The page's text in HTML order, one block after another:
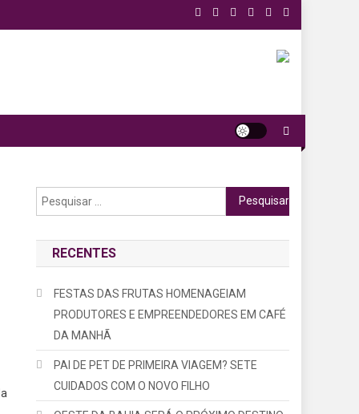
Pesquisar
por:
RECENTES
FESTAS DAS FRUTAS HOMENAGEIAM
PRODUTORES E EMPREENDEDORES EM CAFÉ
DA MANHÃ
PAI DE PET DE PRIMEIRA VIAGEM? SETE
CUIDADOS COM O NOVO FILHO